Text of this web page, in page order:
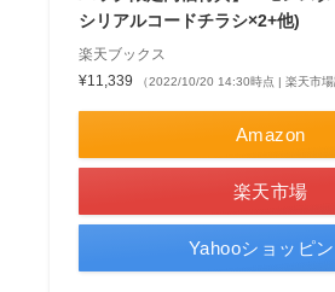
シリアルコードチラシ×2+他)
楽天ブックス
¥11,339
（2022/10/20 14:30時点 | 楽天市場
Amazon
楽天市場
Yahooショッピ